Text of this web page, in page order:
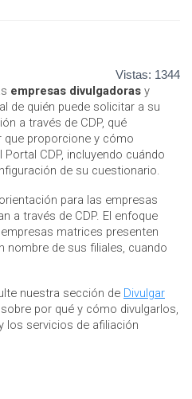
Vistas: 1344
empresas divulgadoras y
de quién puede solicitar a su
a través de CDP, qué
que proporcione y cómo
CDP, incluyendo cuándo
de su cuestionario.
para las empresas
a través de CDP. El enfoque
matrices presenten
nombre de sus filiales, cuando
nuestra sección de Divulgar
por qué y cómo divulgarlos,
los servicios de afiliación